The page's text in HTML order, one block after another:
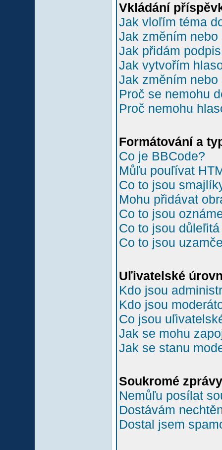
Vkládání
Jak vloľím téma
Jak změním
Jak přidám
Jak vytvořím
Jak změním
Proč se nemohu
Proč nemohu
Formátování a
Co je BBCode?
Můľu pouľívat
Co to jsou
Mohu přidávat
Co to jsou
Co to jsou
Co to jsou
Uľivatelské
Kdo jsou
Kdo jsou
Co jsou
Jak se mohu
Jak se stanu
Soukromé zprávy
Nemůľu posílat
Dostávám
Dostal jsem